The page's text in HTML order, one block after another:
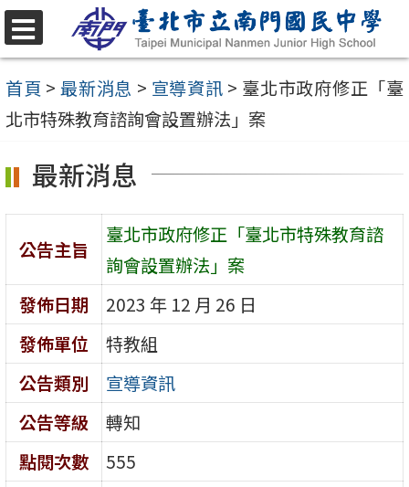
跳
至
主
要
容
選
單
首頁 > 最新消息 > 宣導資訊 > 臺北市政府修正「臺
北市特殊教育諮詢會設置辦法」案
最新消息
公告主旨
臺北市政府修正「臺北市特殊教育諮
詢會設置辦法」案
發佈日期
2023 年 12 月 26 日
發佈單位
特教組
公告類別
宣導資訊
公告等級
轉知
點閱次數
555